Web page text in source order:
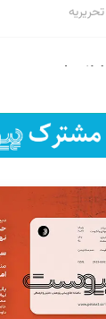
تحریریه
لیلا حنارود
فائزه فتحی رستمی
تحریریه
سروش کرمیان
تحریریه